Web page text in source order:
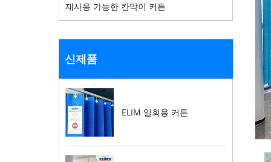
재사용 가능한 칸막이 커튼
신제품
ELIM 일회용 커튼